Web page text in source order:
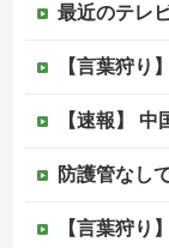
最近のテレビっ
【言葉狩り】
【速報】 中
防護管なしで感電死を起こした
【言葉狩り】